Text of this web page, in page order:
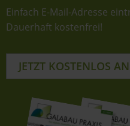
Einfach E-Mail-Adresse
Dauerhaft kostenfrei!
JETZT KOSTENLOS